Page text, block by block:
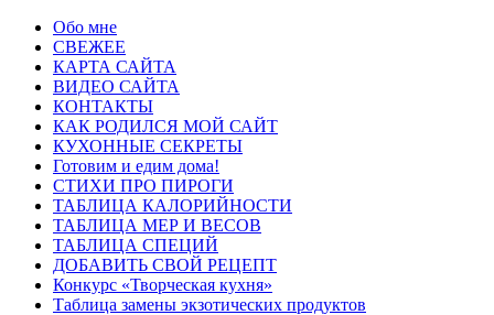
Обо мне
СВЕЖЕЕ
КАРТА САЙТА
ВИДЕО САЙТА
КОНТАКТЫ
КАК РОДИЛСЯ МОЙ САЙТ
КУХОННЫЕ СЕКРЕТЫ
Готовим и едим дома!
СТИХИ ПРО ПИРОГИ
ТАБЛИЦА КАЛОРИЙНОСТИ
ТАБЛИЦА МЕР И ВЕСОВ
ТАБЛИЦА СПЕЦИЙ
ДОБАВИТЬ СВОЙ РЕЦЕПТ
Конкурс «Творческая кухня»
Таблица замены экзотических продуктов